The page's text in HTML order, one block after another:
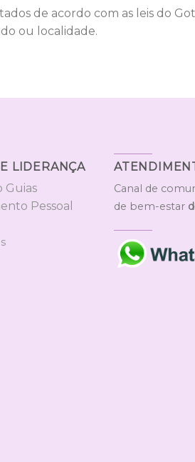
de acordo com as leis do
ou localidade.
LIDERANÇA
Guias
Pessoal
Canal de
de bem-estar